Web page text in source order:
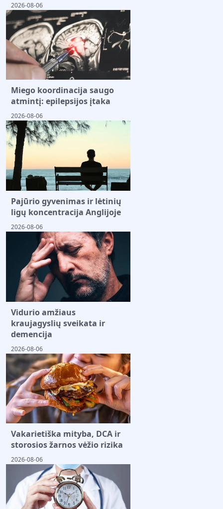
2026-08-06
Miego koordinacija saugo
atmintį: epilepsijos įtaka
2026-08-06
Pajūrio gyvenimas ir lėtinių
ligų koncentracija Anglijoje
2026-08-06
Vidurio amžiaus
kraujagyslių sveikata ir
demencija
2026-08-06
Vakarietiška mityba, DCA ir
storosios žarnos vėžio rizika
2026-08-06